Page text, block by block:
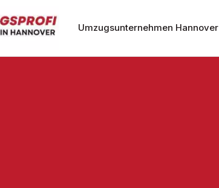
Umzugsunternehmen Hannover